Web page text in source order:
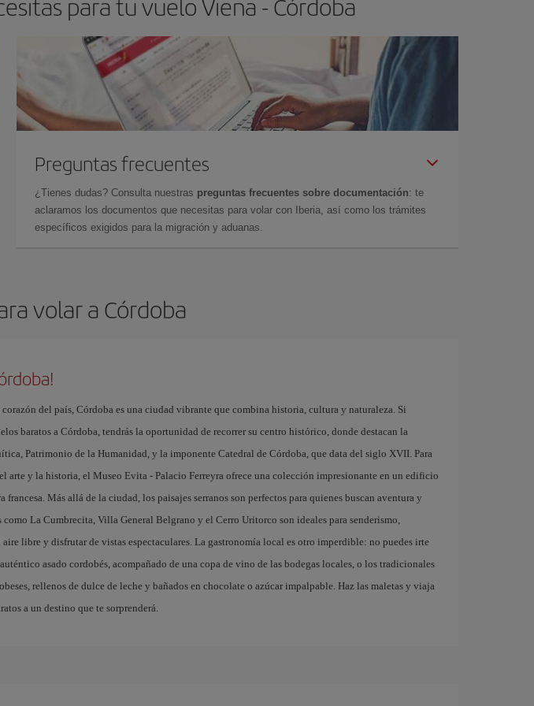
Preguntas frecuentes
¿Tienes dudas? Consulta nuestras preguntas frecuentes sobre documentación: te
aclaramos los documentos que necesitas para volar con Iberia, así como los trámites
específicos exigidos para la migración y aduanas.
volar a Córdoba
del país, Córdoba es una ciudad vibrante que combina historia, cultura y naturaleza. Si
baratos a Córdoba, tendrás la oportunidad de recorrer su centro histórico, donde destacan la
Patrimonio de la Humanidad, y la imponente Catedral de Córdoba, que data del siglo XVII. Para
arte y la historia, el Museo Evita - Palacio Ferreyra ofrece una colección impresionante en un edificio
francesa. Más allá de la ciudad, los paisajes serranos son perfectos para quienes buscan aventura y
como La Cumbrecita, Villa General Belgrano y el Cerro Uritorco son ideales para senderismo,
libre y disfrutar de vistas espectaculares. La gastronomía local es otro imperdible: no puedes irte
asado cordobés, acompañado de una copa de vino de las bodegas locales, o los tradicionales
rellenos de dulce de leche y bañados en chocolate o azúcar impalpable. Haz las maletas y viaja
a un destino que te sorprenderá.